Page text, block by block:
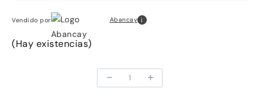
Vendido por Abancay i
(Hay existencias)
-
FOCO
HB1
+